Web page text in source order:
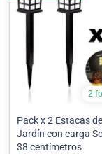
2
Pack x 2 Estacas de
Jardín con carga
38 centímetros